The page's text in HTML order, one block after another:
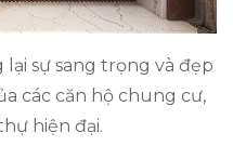
sự sang trọng và đẹp
các căn hộ chung cư,
hiện đại.